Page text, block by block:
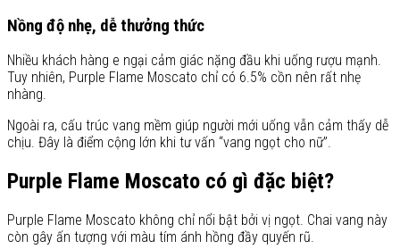
Nồng độ nhẹ, dễ thưởng thức
Nhiều khách hàng e ngại cảm giác nặng đầu khi uống rượu mạnh.
Tuy nhiên, Purple Flame Moscato chỉ có 6.5% cồn nên rất nhẹ
nhàng.
Ngoài ra, cấu trúc vang mềm giúp người mới uống vẫn cảm thấy dễ
chịu. Đây là điểm cộng lớn khi tư vấn “vang ngọt cho nữ”.
Purple Flame Moscato có gì đặc biệt?
Purple Flame Moscato không chỉ nổi bật bởi vị ngọt. Chai vang này
còn gây ấn tượng với màu tím ánh hồng đầy quyến rũ.